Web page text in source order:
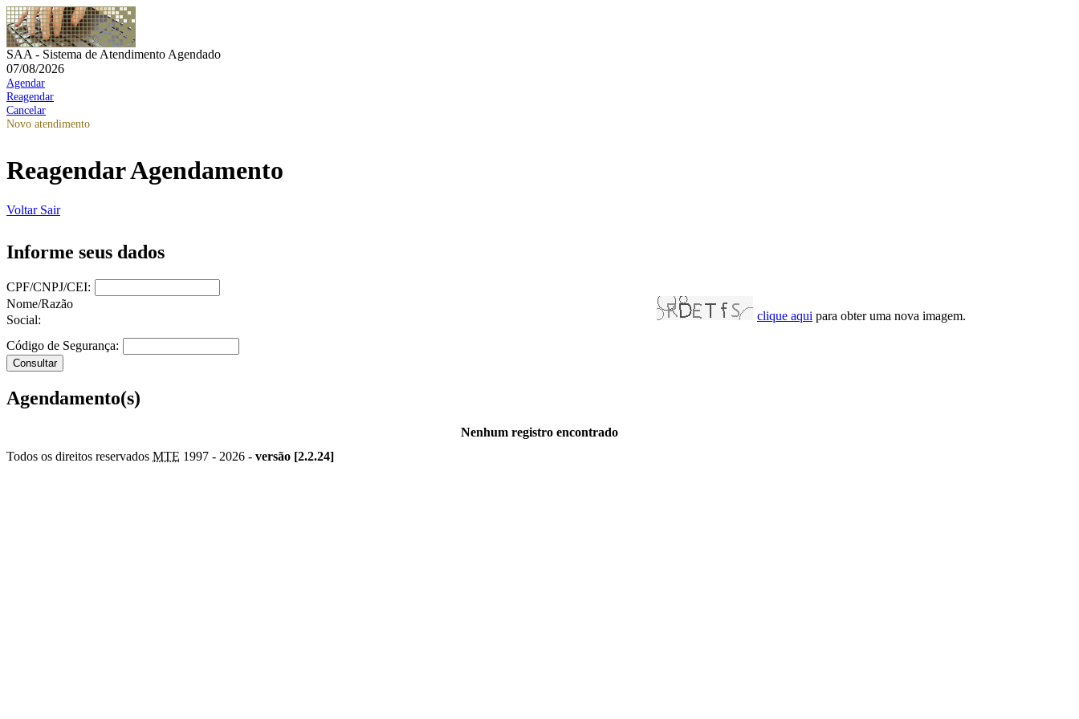
SAA - Sistema de Atendimento Agendado
07/08/2026
Agendar
Reagendar
Cancelar
Novo atendimento
Reagendar Agendamento
Voltar Sair
Informe seus dados
CPF/CNPJ/CEI:
Nome/Razão
Social:
clique aqui para obter uma nova imagem.
Código de Segurança:
Agendamento(s)
Nenhum registro encontrado
Todos os direitos reservados MTE 1997 - 2026 - versão [2.2.24]